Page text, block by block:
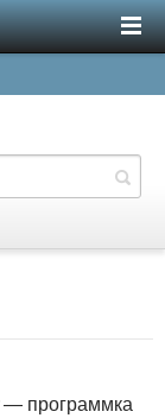
— программка